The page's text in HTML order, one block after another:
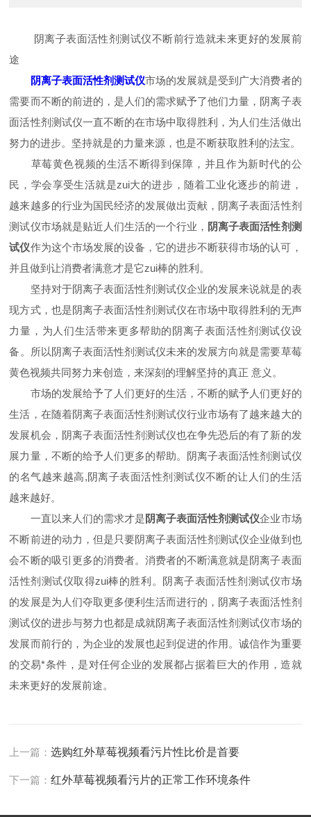
阴离子表面活性剂测试仪不断前行造就未来更好的发展前
途
阴离子表面活性剂测试仪市场的发展就是受到广大消费者的
需要而不断的前进的，是人们的需求赋予了他们力量，阴离子表
面活性剂测试仪一直不断的在市场中取得胜利，为人们生活做出
努力的进步。坚持就是的力量来源，也是不断获取胜利的法宝。
草莓黄色视频的生活不断得到保障，并且作为新时代的公
民，学会享受生活就是zui大的进步，随着工业化逐步的前进，
越来越多的行业为国民经济的发展做出贡献，阴离子表面活性剂
测试仪市场就是贴近人们生活的一个行业， 阴离子表面活性剂测
试仪作为这个市场发展的设备，它的进步不断获得市场的认可，
并且做到让消费者满意才是它zui棒的胜利。
坚持对于阴离子表面活性剂测试仪企业的发展来说就是的表
现方式，也是阴离子表面活性剂测试仪在市场中取得胜利的无声
力量，为人们生活带来更多帮助的阴离子表面活性剂测试仪设
备。所以阴离子表面活性剂测试仪未来的发展方向就是需要草莓
黄色视频共同努力来创造，来深刻的理解坚持的真正 意义。
市场的发展给予了人们更好的生活，不断的赋予人们更好的
生活，在随着阴离子表面活性剂测试仪行业市场有了越来越大的
发展机会，阴离子表面活性剂测试仪也在争先恐后的有了新的发
展力量，不断的给予人们更多的帮助。阴离子表面活性剂测试仪
的名气越来越高,阴离子表面活性剂测试仪不断的让人们的生活
越来越好。
一直以来人们的需求才是 阴离子表面活性剂测试仪企业市场
不断前进的动力，但是只要阴离子表面活性剂测试仪企业做到也
会不断的吸引更多的消费者。消费者的不断满意就是阴离子表面
活性剂测试仪取得zui棒的胜利。阴离子表面活性剂测试仪市场
的发展是为人们夺取更多便利生活而进行的，阴离子表面活性剂
测试仪的进步与努力也都是成就阴离子表面活性剂测试仪市场的
发展而前行的，为企业的发展也起到促进的作用。诚信作为重要
的交易*条件，是对任何企业的发展都占据着巨大的作用，造就
未来更好的发展前途。
上一篇：选购红外草莓视频看污片性比价是首要
下一篇：红外草莓视频看污片的正常工作环境条件